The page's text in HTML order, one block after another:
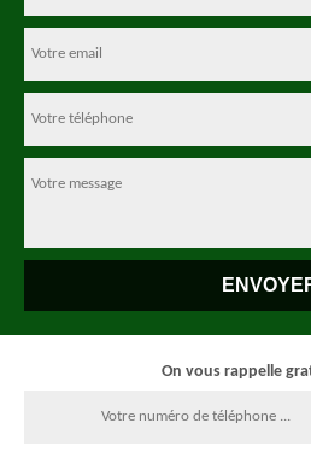
On vous rappelle